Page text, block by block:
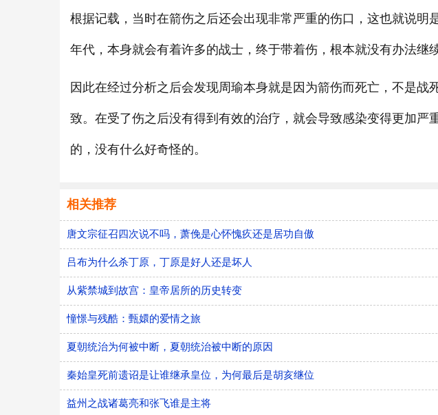
根据记载，当时在箭伤之后还会出现非常严重的伤口，这也就说明
年代，本身就会有着许多的战士，终于带着伤，根本就没有办法继
因此在经过分析之后会发现周瑜本身就是因为箭伤而死亡，不是战
致。在受了伤之后没有得到有效的治疗，就会导致感染变得更加严
的，没有什么好奇怪的。
相关推荐
唐文宗征召四次说不吗，萧俛是心怀愧疚还是居功自傲
吕布为什么杀丁原，丁原是好人还是坏人
从紫禁城到故宫：皇帝居所的历史转变
憧憬与残酷：甄嬛的爱情之旅
夏朝统治为何被中断，夏朝统治被中断的原因
秦始皇死前遗诏是让谁继承皇位，为何最后是胡亥继位
益州之战诸葛亮和张飞谁是主将